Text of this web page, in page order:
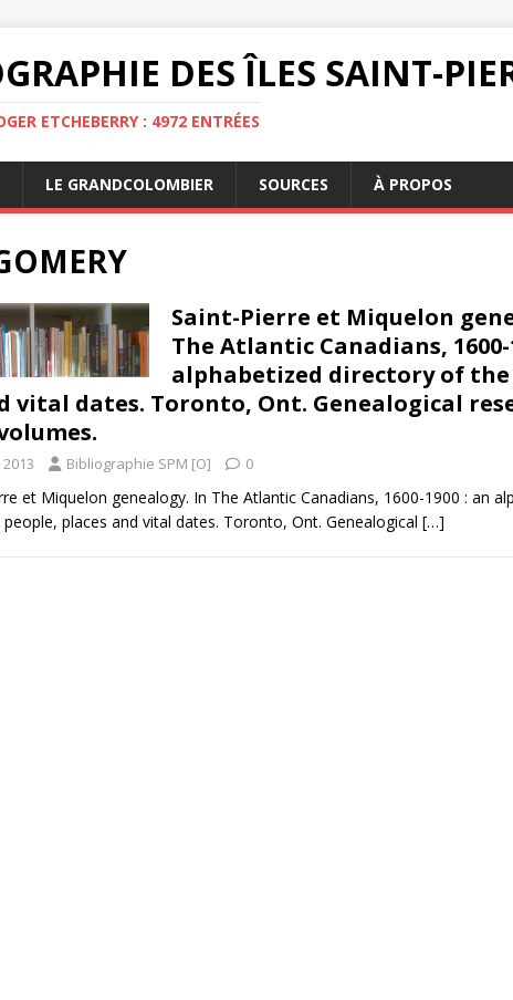
DES ÎLES SAINT-
ETCHEBERRY : 4972 ENTRÉES
LE GRANDCOLOMBIER SOURCES À PROPOS
Saint-Pierre et Miquelon
The Atlantic Canadians, 1600-
alphabetized directory of the
vital dates. Toronto, Ont. Genealogical
Bibliographie SPM [O] 0
et Miquelon genealogy. In The Atlantic Canadians, 1600-1900 : an
places and vital dates. Toronto, Ont. Genealogical […]